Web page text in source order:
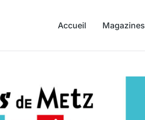
Accueil Magazines